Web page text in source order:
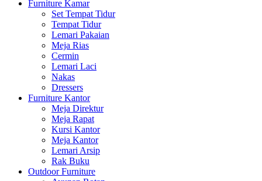
Furniture Kamar
Set Tempat Tidur
Tempat Tidur
Lemari Pakaian
Meja Rias
Cermin
Lemari Laci
Nakas
Dressers
Furniture Kantor
Meja Direktur
Meja Rapat
Kursi Kantor
Meja Kantor
Lemari Arsip
Rak Buku
Outdoor Furniture